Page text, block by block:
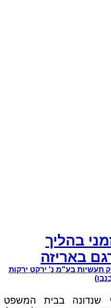
בהליך
באריזה
08-17 ואקו פק תעשיות בע"מ נ' ירקט ירקות
שנדונה בבית המשפט